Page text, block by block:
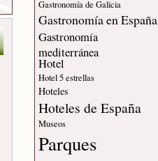
Gastronomía de Galicia
Gastronomía en España
Gastronomía
mediterránea
Hotel
Hotel 5 estrellas
Hoteles
Hoteles de España
Museos
Parques